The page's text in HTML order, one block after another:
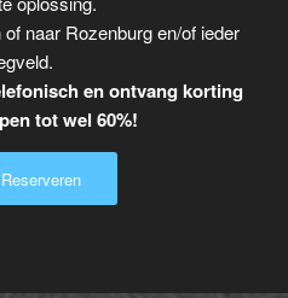
naar Rozenburg en/of ieder
en ontvang korting
tot wel 60%!